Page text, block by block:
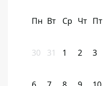
Пн Вт Ср Чт Пт
30 31 1 2 3